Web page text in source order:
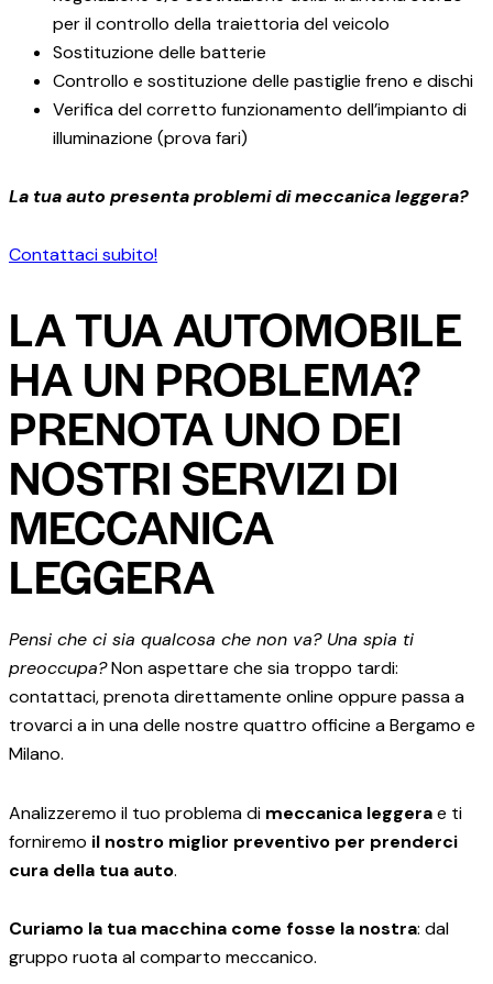
per il controllo della traiettoria del veicolo
Sostituzione delle batterie
Controllo e sostituzione delle pastiglie freno e dischi
Verifica del corretto funzionamento dell’impianto di
illuminazione (prova fari)
La tua auto presenta problemi di meccanica leggera?
Contattaci subito!
LA TUA AUTOMOBILE
HA UN PROBLEMA?
PRENOTA UNO DEI
NOSTRI SERVIZI DI
MECCANICA
LEGGERA
Pensi che ci sia qualcosa che non va? Una spia ti
preoccupa?Non aspettare che sia troppo tardi:
contattaci, prenota direttamente online oppure passa a
trovarci a in una delle nostre quattro officine a Bergamo e
Milano.
Analizzeremo il tuo problema di meccanica leggerae ti
forniremo il nostro miglior preventivo per prenderci
cura della tua auto.
Curiamo la tua macchina come fosse la nostra: dal
gruppo ruota al comparto meccanico.